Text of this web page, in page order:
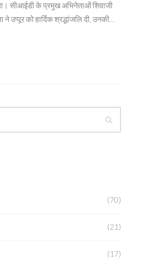
सीआईडी के प्रमुख अभिनेताओं शिवाजी
उप्पूर को हार्दिक श्रद्धांजलि दी, उनकी
करियर फिल्म और टेलीविजन में विशिष्ट
सत्य' और 'नेल पोलिश' जैसे अल्पकालिक
(70)
(21)
(17)